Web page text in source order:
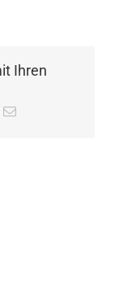
Ihren
E-